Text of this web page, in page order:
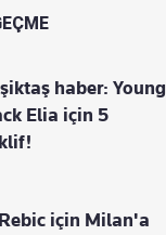
haber: Young
Elia için 5
için Milan'a